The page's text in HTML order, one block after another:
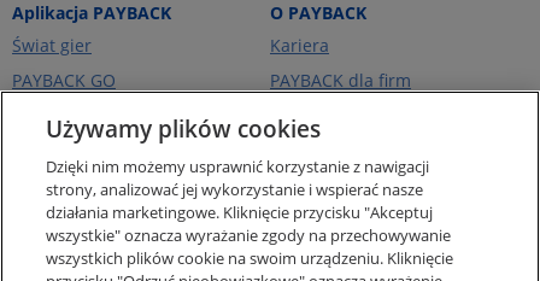
Aplikacja PAYBACK
Świat gier
PAYBACK GO
Portfel kart
Ceny paliw
O PAYBACK
Kariera
PAYBACK dla firm
PAYBACK Ekstra
O firmie
Pomoc i kontakt
Pogotowie Punktowe -
punkty za zakupy online
Używamy plików cookies
Dzięki nim możemy usprawnić korzystanie z nawigacji
strony, analizować jej wykorzystanie i wspierać nasze
działania marketingowe. Kliknięcie przycisku "Akceptuj
wszystkie" oznacza wyrażanie zgody na przechowywanie
wszystkich plików cookie na swoim urządzeniu. Kliknięcie